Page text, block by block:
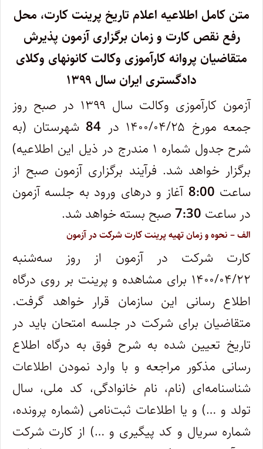
متن کامل اطلاعیه اعلام تاریخ پرینت کارت، محل
رفع نقص کارت و زمان‌ برگزاری آزمون پذیرش
متقاضیان پروانه کارآموزی وکالت کانونهای وکلای
دادگستری ایران سال ۱۳۹۹
آزمون ‌کارآموزی وکالت سال ۱۳۹۹ در صبح روز
جمعه مورخ ۱۴۰۰/۰۴/۲۵ در
84 شهرستان (به
شرح جدول شماره ۱ مندرج در ذیل این اطلاعیه)
برگزار خواهد شد. فرآیند برگزاری آزمون صبح از
ساعت 8:00 آغاز و درهای ورود به جلسه آزمون
در ساعت 7:30 صبح بسته خواهد شد.
الف – نحوه و زمان تهیه پرینت کارت شرکت در آزمون
کارت‌ شرکت در‌ آزمون‌ از روز سه‌شنبه
۱۴۰۰/۰۴/۲۲ برای مشاهده و پرینت بر روی درگاه
اطلاع رسانی این سازمان قرار خواهد گرفت.
متقاضیان‌ برای شرکت در جلسه امتحان باید در
تاریخ تعیین شده به شرح فوق به درگاه اطلاع
رسانی مذکور مراجعه و با وارد نمودن اطلاعات
شناسنامه‌ای (نام، نام خانوادگی، کد ملی، سال
تولد و …) و یا اطلاعات ثبت‌نامی (شماره پرونده،
شماره سریال و کد پیگیری و …) از کارت شرکت